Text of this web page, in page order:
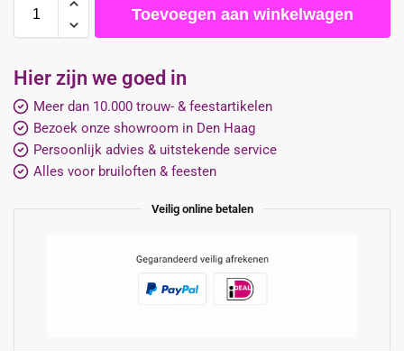
Toevoegen aan winkelwagen
Hier zijn we goed in
Meer dan 10.000 trouw- & feestartikelen
Bezoek onze showroom in Den Haag
Persoonlijk advies & uitstekende service
Alles voor bruiloften & feesten
Veilig online betalen